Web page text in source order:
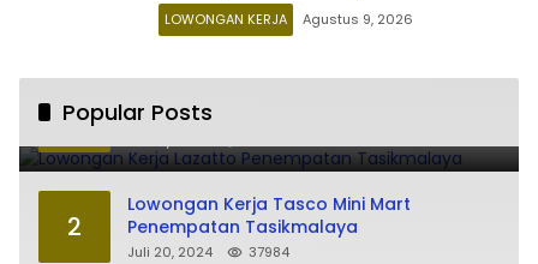
LOWONGAN KERJA Agustus 9, 2026
Popular Posts
1
Tasikmalaya
2
Lowongan Kerja Tasco Mini Mart
Penempatan Tasikmalaya
Juli 20, 2024 37984